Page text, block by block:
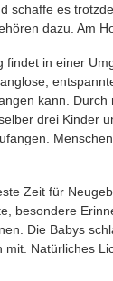
schaffe es
dazu. Am
findet in einer
kann. Durch
drei Kinder
Zeit für
besondere
Die Babys
Natürliches